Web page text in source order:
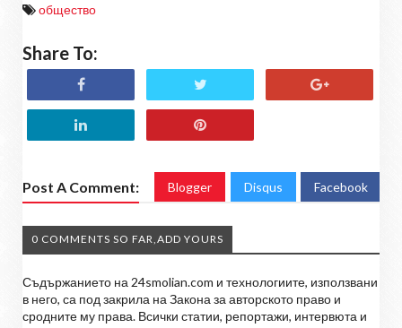
общество
Share To:
Post A Comment: Blogger Disqus Facebook
0 COMMENTS SO FAR,ADD YOURS
Съдържанието на 24smolian.com и технологиите, използвани
в него, са под закрила на Закона за авторското право и
сродните му права. Всички статии, репортажи, интервюта и